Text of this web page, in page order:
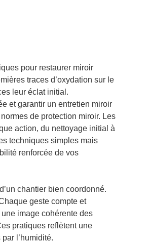
pour restaurer miroir
traces d’oxydation sur le
leur éclat initial.
et garantir un entretien miroir
de protection miroir. Les
action, du nettoyage initial à
techniques simples mais
renforcée de vos
chantier bien coordonné.
geste compte et
image cohérente des
pratiques reflètent une
l’humidité.